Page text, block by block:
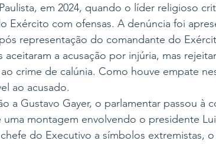
em 2024, quando o líder religioso
Exército com ofensas. A denúncia foi
representação do comandante do
aceitaram a acusação por injúria, mas
crime de calúnia. Como houve empate
ao acusado.
a Gustavo Gayer, o parlamentar passou à
uma montagem envolvendo o presidente
do Executivo a símbolos extremistas,